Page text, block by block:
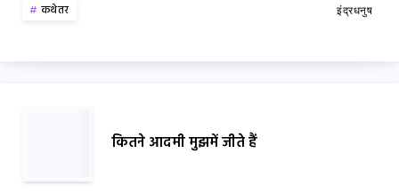
कथेतर इंद्रधनुष
कितने आदमी मुझमें जीते हैं